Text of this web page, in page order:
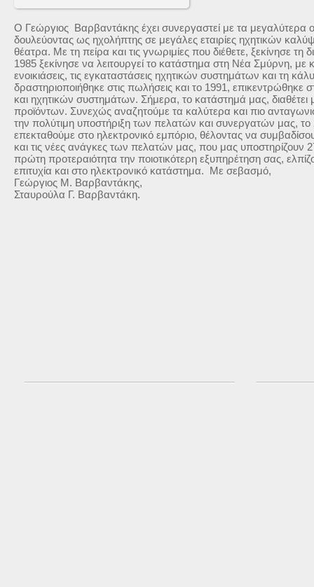
Ο Γεώργιος Βαρβαντάκης έχει συνεργαστεί με τα μεγαλύτερα
δουλεύοντας ως ηχολήπτης σε μεγάλες εταιρίες ηχητικών
θέατρα. Με τη πείρα και τις γνωριμίες που διέθετε, ξεκίνησε τη
1985 ξεκίνησε να λειτουργεί το κατάστημα στη Νέα Σμύρνη, με
ενοικιάσεις, τις εγκαταστάσεις ηχητικών συστημάτων και τη
δραστηριοποιήθηκε στις πωλήσεις και το 1991,
και ηχητικών συστημάτων. Σήμερα, το κατάστημά μας, διαθέτει
προϊόντων. Συνεχώς αναζητούμε τα καλύτερα και πιο
την πολύτιμη υποστήριξη των πελατών και συνεργατών μας,
επεκταθούμε στο ηλεκτρονικό εμπόριο, θέλοντας να
και τις νέες ανάγκες των πελατών μας, που μας
πρώτη προτεραιότητα την ποιοτικότερη εξυπηρέτηση σας,
επιτυχία και στο ηλεκτρονικό κατάστημα. Με σεβασμό,
Γεώργιος Μ. Βαρβαντάκης,
Σταυρούλα Γ. Βαρβαντάκη.